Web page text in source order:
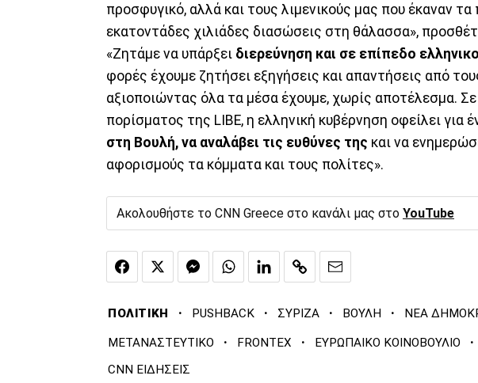
προσφυγικό, αλλά και τους λιμενικούς μας που έκαναν
εκατοντάδες χιλιάδες διασώσεις στη θάλασσα»,
«Ζητάμε να υπάρξει διερεύνηση και σε επίπεδο
φορές έχουμε ζητήσει εξηγήσεις και απαντήσεις από
αξιοποιώντας όλα τα μέσα έχουμε, χωρίς αποτέλεσμα. Σε
πορίσματος της LIBE, η ελληνική κυβέρνηση οφείλει για
στη Βουλή, να αναλάβει τις ευθύνες της και να
αφορισμούς τα κόμματα και τους πολίτες».
Ακολουθήστε το CNN Greece στο κανάλι μας στο YouTube
ΠΟΛΙΤΙΚΗ · PUSHBACK · ΣΥΡΙΖΑ · ΒΟΥΛΗ · ΝΕΑ
ΜΕΤΑΝΑΣΤΕΥΤΙΚΟ · FRONTEX · ΕΥΡΩΠΑΙΚΟ ΚΟΙΝΟΒΟΥΛΙΟ ·
CNN ΕΙΔΗΣΕΙΣ